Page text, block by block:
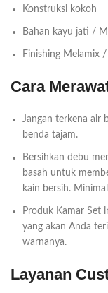
Konstruksi kokoh
Bahan kayu jati /
Finishing Melamix
Cara
Jangan terkena air
benda tajam.
Bersihkan debu
basah untuk
kain bersih.
Produk Kamar Set
yang akan Anda
warnanya.
Layanan